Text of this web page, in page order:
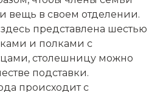
вещь в своем отделении.
представлена шестью
и полками с
столешницу можно
подставки.
происходит с